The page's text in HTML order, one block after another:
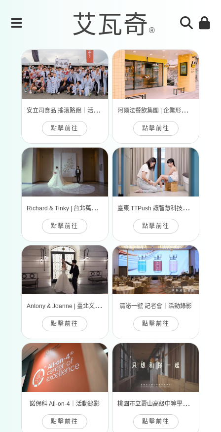
安
立司食品 搖滾路跑｜活動錄影
點擊前往
阿
爾法餐飲集團 | 企業形象宣傳片
點擊前往
R
ichard & Tinky | 台北萬豪酒店
點擊前往
臺
東 TTPush 讓智慧科技更有溫度 | 形象影片
點擊前往
A
ntony & Joanne | 臺北文華東方酒店
點擊前往
清泌一號 記者會｜活動錄影
點擊前往
諾保科 All-on-4｜活動錄影
點擊前往
桃
園市立壽山高級中等學校｜簡介拍攝
點擊前往